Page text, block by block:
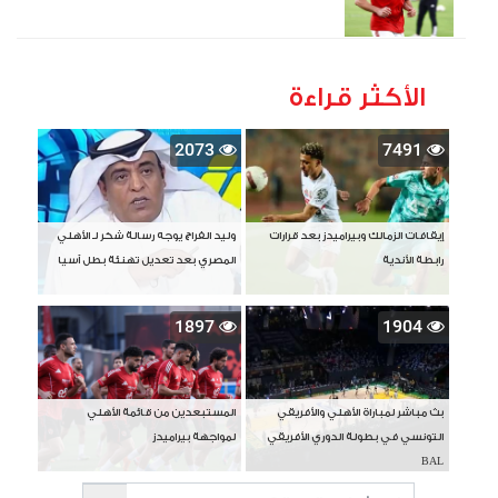
الأكثر قراءة
7491
إيقافات الزمالك وبيراميدز بعد قرارات
رابطة الأندية
2073
وليد الفراج يوجه رسالة شكر لـ الأهلي
المصري بعد تعديل تهنئة بطل آسيا
1904
بث مباشر لمباراة الأهلي والأفريقي
التونسي في بطولة الدوري الأفريقي
BAL
1897
المستبعدين من قائمة الأهلي
لمواجهة بيراميدز